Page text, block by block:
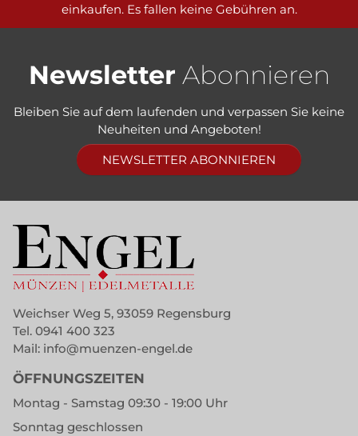
einkaufen. Es fallen keine Gebühren an.
Newsletter Abonnieren
Bleiben Sie auf dem laufenden und verpassen Sie keine
Neuheiten und Angeboten!
NEWSLETTER ABONNIEREN
Weichser Weg 5, 93059 Regensburg
Tel. 0941 400 323
Mail: info@muenzen-engel.de
ÖFFNUNGSZEITEN
Montag - Samstag 09:30 - 19:00 Uhr
Sonntag geschlossen